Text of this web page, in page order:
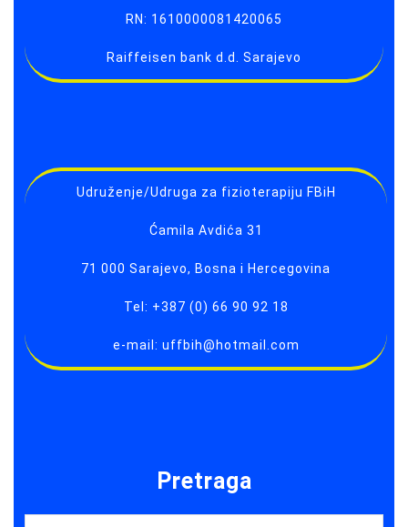
RN: 1610000081420065
Raiffeisen bank d.d. Sarajevo
Udruženje/Udruga za fizioterapiju FBiH
Ćamila Avdića 31
71 000 Sarajevo, Bosna i Hercegovina
Tel: +387 (0) 66 90 92 18
e-mail: uffbih@hotmail.com
Pretraga